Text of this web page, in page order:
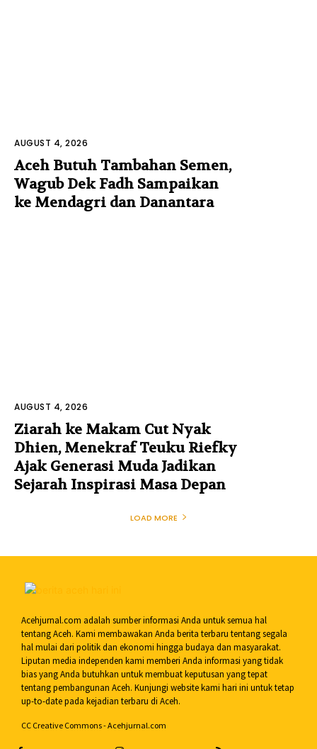
AUGUST 4, 2026
Aceh Butuh Tambahan Semen,
Wagub Dek Fadh Sampaikan
ke Mendagri dan Danantara
AUGUST 4, 2026
Ziarah ke Makam Cut Nyak
Dhien, Menekraf Teuku Riefky
Ajak Generasi Muda Jadikan
Sejarah Inspirasi Masa Depan
LOAD MORE
Acehjurnal.com adalah sumber informasi Anda untuk semua hal
tentang Aceh. Kami membawakan Anda berita terbaru tentang segala
hal mulai dari politik dan ekonomi hingga budaya dan masyarakat.
Liputan media independen kami memberi Anda informasi yang tidak
bias yang Anda butuhkan untuk membuat keputusan yang tepat
tentang pembangunan Aceh. Kunjungi website kami hari ini untuk tetap
up-to-date pada kejadian terbaru di Aceh.
CC Creative Commons - Acehjurnal.com